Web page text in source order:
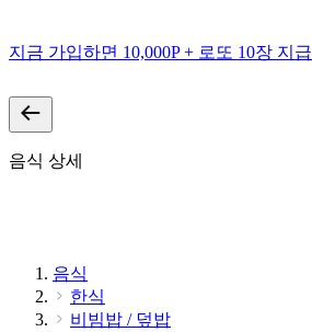
지금 가입하면 10,000P + 로또 10장 지급
음식 상세
음식
한식
비빔밥 / 덮밥